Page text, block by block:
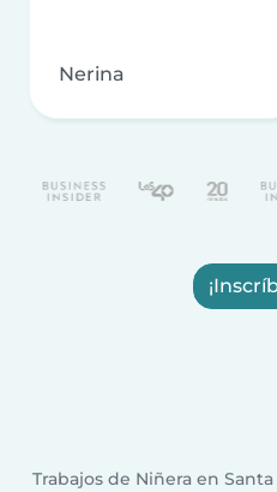
Nerina
Trabajos de Niñera en